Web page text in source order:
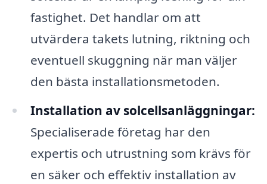
fastighet. Det handlar om att
utvärdera takets lutning, riktning och
eventuell skuggning när man väljer
den bästa installationsmetoden.
Installation av solcellsanläggningar:
Specialiserade företag har den
expertis och utrustning som krävs för
en säker och effektiv installation av